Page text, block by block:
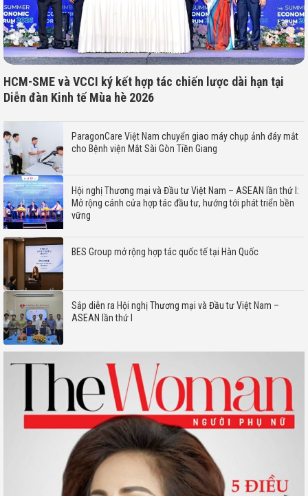
HCM-SME và VCCI ký kết hợp tác chiến lược dài hạn tại
Diễn đàn Kinh tế Mùa hè 2026
ParagonCare Việt Nam chuyển giao máy chụp ảnh đáy mắt
cho Bệnh viện Mắt Sài Gòn Tiền Giang
Hội nghị Thương mại và Đầu tư Việt Nam – ASEAN lần thứ I:
Mở rộng cánh cửa hợp tác đầu tư, hướng tới phát triển bền
vững
BES Group mở rộng hợp tác quốc tế tại Hàn Quốc
Sắp diễn ra Hội nghị Thương mại và Đầu tư Việt Nam –
ASEAN lần thứ I